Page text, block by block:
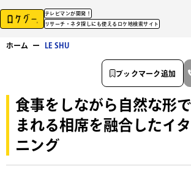
テレビマンが開発！
リサーチ・ネタ探しにも使えるロケ地検索サイト
ホーム ー LE SHU
食事をしながら自然な形
まれる相席を融合したイ
ニング
ブックマーク追加